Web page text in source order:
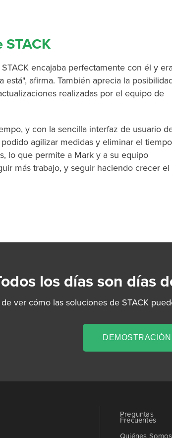
encajaba perfectamente con él y
afirma. También aprecia la
realizadas por el equipo de
y con la sencilla interfaz de usuario
agilizar medidas y eliminar el tiempo
lo que permite a Mark y a su equipo
más trabajo, y seguir haciendo crecer el
los días son días
ver cómo las soluciones de STACK
DEMOSTRACIÓN
Preguntas
Frecuentes
Quiénes Somos